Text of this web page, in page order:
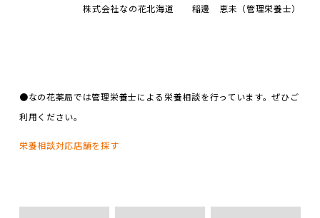
株式会社なの花北海道 稲邊 恵未（管理栄養士）
●なの花薬局では管理栄養士による栄養相談を行っています。ぜひご
利用ください。
栄養相談対応店舗を探す